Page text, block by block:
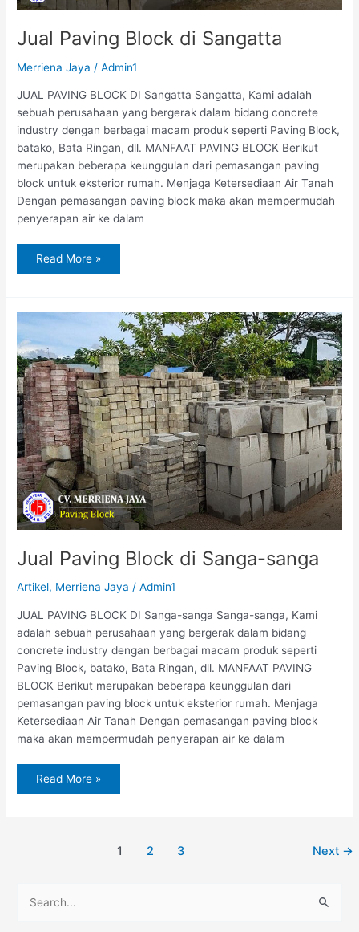
Jual Paving Block di Sangatta
Merriena Jaya /Admin1
JUAL PAVING BLOCK DI Sangatta Sangatta, Kami adalah
sebuah perusahaan yang bergerak dalam bidang concrete
industry dengan berbagai macam produk seperti Paving Block,
batako, Bata Ringan, dll. MANFAAT PAVING BLOCK Berikut
merupakan beberapa keunggulan dari pemasangan paving
block untuk eksterior rumah. Menjaga Ketersediaan Air Tanah
Dengan pemasangan paving block maka akan mempermudah
penyerapan air ke dalam
Read More »
Jual Paving Block di Sanga-sanga
Artikel, Merriena Jaya /Admin1
JUAL PAVING BLOCK DI Sanga-sanga Sanga-sanga, Kami
adalah sebuah perusahaan yang bergerak dalam bidang
concrete industry dengan berbagai macam produk seperti
Paving Block, batako, Bata Ringan, dll. MANFAAT PAVING
BLOCK Berikut merupakan beberapa keunggulan dari
pemasangan paving block untuk eksterior rumah. Menjaga
Ketersediaan Air Tanah Dengan pemasangan paving block
maka akan mempermudah penyerapan air ke dalam
Jual
di
Sanga-
sanga
Read More »
1 2 3 Next →